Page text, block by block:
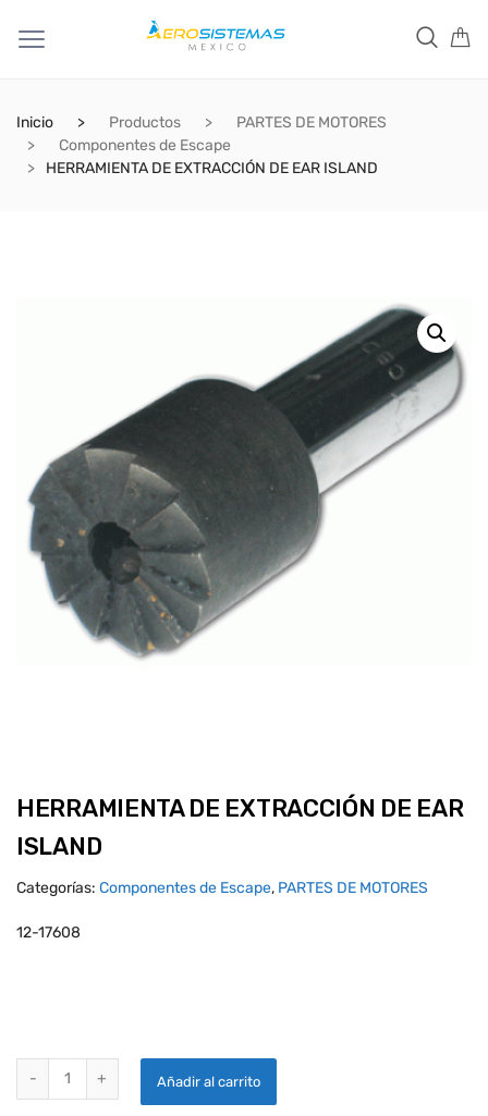
Inicio Productos
PARTES DE MOTORES
Componentes de Escape
HERRAMIENTA DE EXTRACCIÓN DE EAR ISLAND
HERRAMIENTA DE EXTRACCIÓN DE EAR
ISLAND
Categorías: Componentes de Escape, PARTES DE MOTORES
12-17608
HERRAMIENTA DE EXTRACCIÓN DE EAR ISLAND quantity
Añadir al carrito